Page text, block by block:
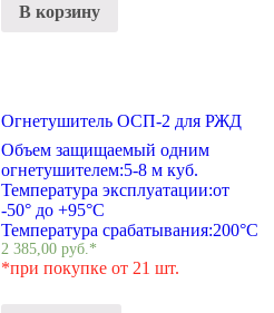
В корзину
Огнетушитель ОСП-2 для РЖД
Объем защищаемый одним
огнетушителем:5-8 м куб.
Температура эксплуатации:от
-50° до +95°С
Температура срабатывания:200°С
2 385,00руб.*
*при покупке от 21 шт.